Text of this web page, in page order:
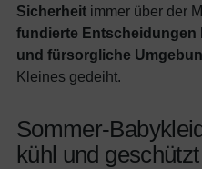
Sicherheit immer über der
fundierte Entscheidungen
und fürsorgliche
Kleines gedeiht.
Sommer-
kühl und